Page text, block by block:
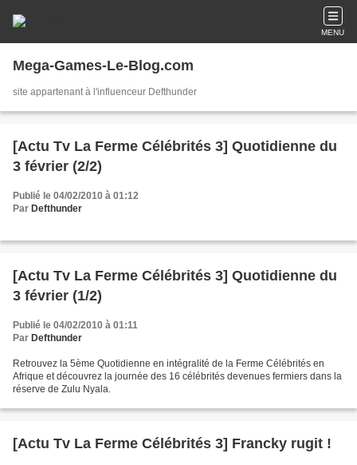
MENU
Mega-Games-Le-Blog.com
site appartenant à l'influenceur Defthunder
[Actu Tv La Ferme Célébrités 3] Quotidienne du
3 février (2/2)
Publié le 04/02/2010 à 01:12
Par Defthunder
[Actu Tv La Ferme Célébrités 3] Quotidienne du
3 février (1/2)
Publié le 04/02/2010 à 01:11
Par Defthunder
Retrouvez la 5ème Quotidienne en intégralité de la Ferme Célébrités en
Afrique et découvrez la journée des 16 célébrités devenues fermiers dans la
réserve de Zulu Nyala.
[Actu Tv La Ferme Célébrités 3] Francky rugit !